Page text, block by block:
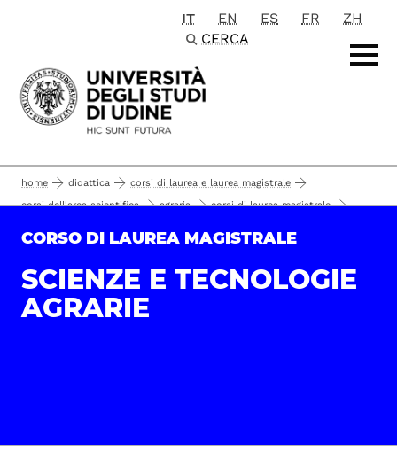
Passa al contenuto principale
IT EN ES FR
ZH
CERCA
home didattica
corsi di laurea e laurea magistrale
corsi dell'area scientifica
agraria
corsi di laurea magistrale
calendario provvisorio appelli a.a. 2025/2026
CORSO DI LAUREA MAGISTRALE
SCIENZE E TECNOLOGIE
AGRARIE